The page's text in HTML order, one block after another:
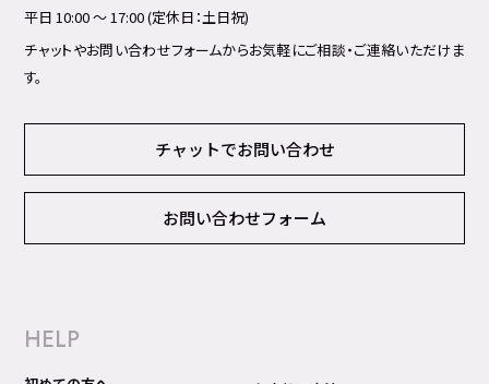
平日 10:00 ～ 17:00 (定休日：土日祝)
チャットやお問い合わせフォームからお気軽にご相談・ご連絡いただけま
す。
チャットでお問い合わせ
お問い合わせフォーム
HELP